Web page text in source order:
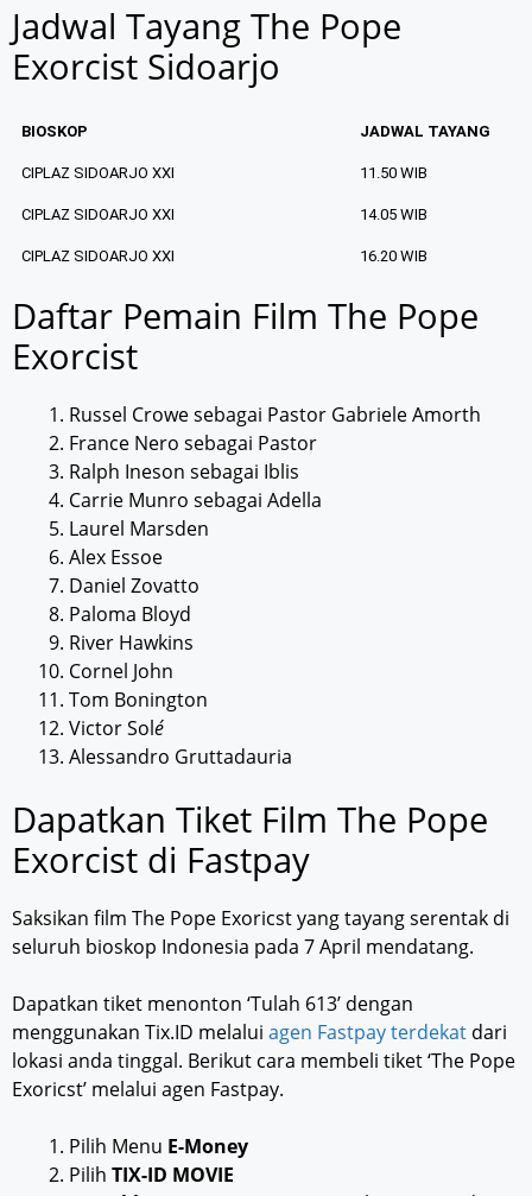
Jadwal Tayang The Pope
Exorcist Sidoarjo
BIOSKOP JADWAL TAYANG
CIPLAZ SIDOARJO XXI 11.50 WIB
CIPLAZ SIDOARJO XXI 14.05 WIB
CIPLAZ SIDOARJO XXI 16.20 WIB
Daftar Pemain Film The Pope
Exorcist
Russel Crowe sebagai Pastor Gabriele Amorth
France Nero sebagai Pastor
Ralph Ineson sebagai Iblis
Carrie Munro sebagai Adella
Laurel Marsden
Alex Essoe
Daniel Zovatto
Paloma Bloyd
River Hawkins
Cornel John
Tom Bonington
Victor Solé
Alessandro Gruttadauria
Dapatkan Tiket Film The Pope
Exorcist di Fastpay
Saksikan film The Pope Exoricst yang tayang serentak di
seluruh bioskop Indonesia pada 7 April mendatang.
Dapatkan tiket menonton ‘Tulah 613’ dengan
menggunakan Tix.ID melalui agen Fastpay terdekat dari
lokasi anda tinggal. Berikut cara membeli tiket ‘The Pope
Exoricst’ melalui agen Fastpay.
Pilih Menu E-Money
Pilih TIX-ID MOVIE